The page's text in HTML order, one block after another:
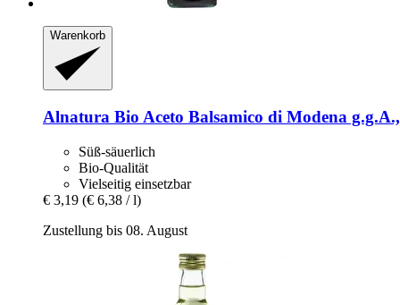
Warenkorb
Alnatura Bio Aceto Balsamico di Modena
Süß-säuerlich
Bio-Qualität
Vielseitig einsetzbar
€ 3,19 (€ 6,38 / l)
Zustellung bis 08. August